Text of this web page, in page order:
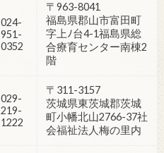
024-
951-
0352
〒963-8041
福島県郡山市富田町
字上ﾉ台4-1福島県総
合療育センター南棟2
階
029-
219-
1222
〒311-3157
茨城県東茨城郡茨城
町小幡北山2766-37社
会福祉法人梅の里内